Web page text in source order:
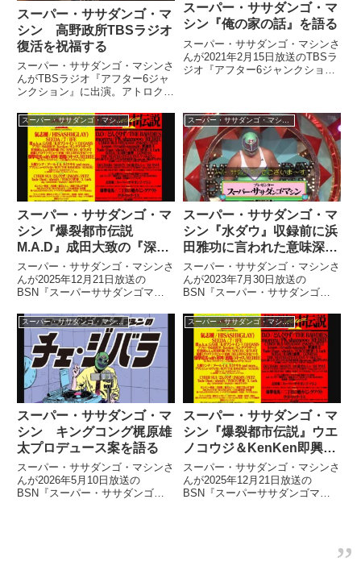
スーパー・ササダンゴ・マ
シン 高野政所TBSラジオ
復活を祝福する
スーパー・ササダンゴ・マシンさ
んがTBSラジオ『アフター6ジャ
ンクション』に出演。アトロクで
所を宇多丸さん、熊崎風斗さんと
祝福していました。前科おじさ
ん・高野政所さんが帰ってまいり
ました！おかえりなさい！今日...
スーパー・ササダンゴ・マ
シン『俺の家の話』を語る
スーパー・ササダンゴ・マシンさ
んが2021年2月15日放送のTBSラ
ジオ『アフター6ジャンクショ
スーパー・ササダンゴ・マシンのチェ・ジバラ
スーパー・ササダンゴ・マ
シン『爆裂都市伝説
M.A.D』成田大致の『深夜
高速』を語る
スーパー・ササダンゴ・マシンさ
んが2025年12月21日放送の
BSN『スーパーササダンゴマシ
参加した成田大致さん主催のイベ
ント『爆裂都市伝説M.A.D』を振
り返り。吉田豪さんとの合計4時
間半のトークショーの最後を成田
大致さんの『深夜高速』で締めさ
せた理由を話していました。
スーパー・ササダンゴ・マシンのチェ・ジバラ
スーパー・ササダンゴ・マ
シン『水ダウ』収録前に浜
田雅功に言われた意味深な
一言を語る
スーパー・ササダンゴ・マシンさ
んが2023年7月30日放送の
BSN『スーパー・ササダンゴ・
『水曜日のダウンタウン』の収録
に参加した際の模様を紹介。収録
前の前室で浜田雅功さんに言われ
た意味深な一言について話してい
ました。
スーパー・ササダンゴ・マシンのチェ・ジバラ
スーパー・ササダンゴ・マ
シン キングコング梶原雄
太プロデュース案を語る
スーパー・ササダンゴ・マシンさ
んが2026年5月10日放送の
BSN『スーパー・ササダンゴ・
スーパー・ササダンゴ・マシンのチェ・ジバラ
スーパー・ササダンゴ・マ
シン『爆裂都市伝説』ウエ
ノコウジ＆KenKen即興ベ
ースライブを語る
スーパー・ササダンゴ・マシンさ
んが2025年12月21日放送の
BSN『スーパーササダンゴマシ
ために参加したもののターンテー